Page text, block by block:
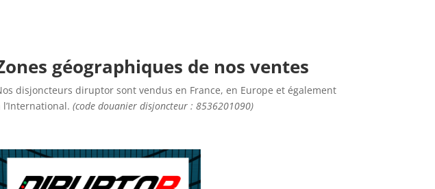
géographiques de nos ventes
disjoncteurs diruptor sont vendus en France, en Europe et également
l’International. (code douanier disjoncteur : 8536201090)